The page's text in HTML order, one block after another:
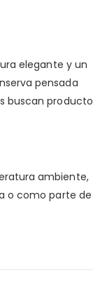
elegante y un
pensada
buscan producto
ambiente,
o como parte de